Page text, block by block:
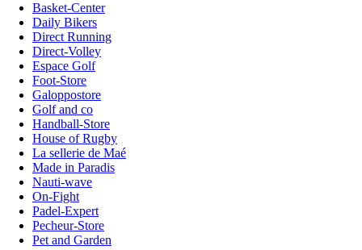
Basket-Center
Daily Bikers
Direct Running
Direct-Volley
Espace Golf
Foot-Store
Galoppostore
Golf and co
Handball-Store
House of Rugby
La sellerie de Maé
Made in Paradis
Nauti-wave
On-Fight
Padel-Expert
Pecheur-Store
Pet and Garden